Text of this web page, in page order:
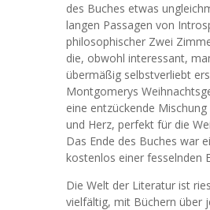
des Buches etwas
langen Passagen von
philosophischer Zwei
die, obwohl interessant,
übermäßig selbstverliebt
Montgomerys
eine entzückende
und Herz, perfekt für die
Das Ende des Buches war
kostenlos einer fesselnden
Die Welt der Literatur ist
vielfältig, mit Büchern über